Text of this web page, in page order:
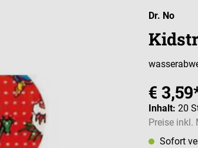
Dr. No
€
Inhalt:20
Preise inkl.
Sofort